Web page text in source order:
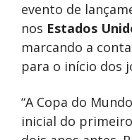
evento de
nos Estados
marcando a
para o início dos
“A Copa do
inicial do